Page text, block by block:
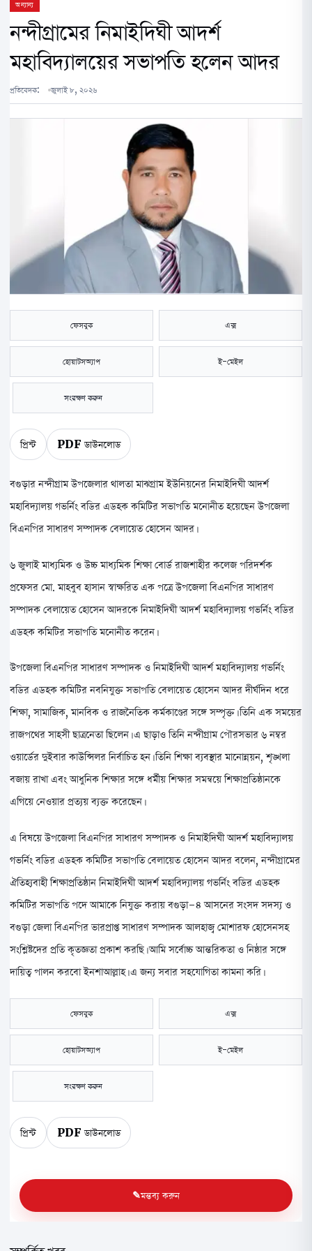
অন্যান্য
নন্দীগ্রামের নিমাইদিঘী আদর্শ
মহাবিদ্যালয়ের সভাপতি হলেন আদর
প্রতিবেদক: জুলাই ৮, ২০২৬
ফেসবুক এক্স
হোয়াটসঅ্যাপ ই-মেইল
সংরক্ষণ করুন
প্রিন্ট PDF ডাউনলোড
বগুড়ার নন্দীগ্রাম উপজেলার থালতা মাঝগ্রাম ইউনিয়নের নিমাইদিঘী আদর্শ
মহাবিদ্যালয় গভর্নিং বডির এডহক কমিটির সভাপতি মনোনীত হয়েছেন উপজেলা
বিএনপির সাধারণ সম্পাদক বেলায়েত হোসেন আদর।
৬ জুলাই মাধ্যমিক ও উচ্চ মাধ্যমিক শিক্ষা বোর্ড রাজশাহীর কলেজ পরিদর্শক
প্রফেসর মো. মাহবুব হাসান স্বাক্ষরিত এক পত্রে উপজেলা বিএনপির সাধারণ
সম্পাদক বেলায়েত হোসেন আদরকে নিমাইদিঘী আদর্শ মহাবিদ্যালয় গভর্নিং বডির
এডহক কমিটির সভাপতি মনোনীত করেন।
উপজেলা বিএনপির সাধারণ সম্পাদক ও নিমাইদিঘী আদর্শ মহাবিদ্যালয় গভর্নিং
বডির এডহক কমিটির নবনিযুক্ত সভাপতি বেলায়েত হোসেন আদর দীর্ঘদিন ধরে
শিক্ষা, সামাজিক, মানবিক ও রাজনৈতিক কর্মকাণ্ডের সঙ্গে সম্পৃক্ত। তিনি এক সময়ের
রাজপথের সাহসী ছাত্রনেতা ছিলেন। এ ছাড়াও তিনি নন্দীগ্রাম পৌরসভার ৬ নম্বর
ওয়ার্ডের দুইবার কাউন্সিলর নির্বাচিত হন। তিনি শিক্ষা ব্যবস্থার মানোন্নয়ন, শৃঙ্খলা
বজায় রাখা এবং আধুনিক শিক্ষার সঙ্গে ধর্মীয় শিক্ষার সমন্বয়ে শিক্ষাপ্রতিষ্ঠানকে
এগিয়ে নেওয়ার প্রত্যয় ব্যক্ত করেছেন।
এ বিষয়ে উপজেলা বিএনপির সাধারণ সম্পাদক ও নিমাইদিঘী আদর্শ মহাবিদ্যালয়
গভর্নিং বডির এডহক কমিটির সভাপতি বেলায়েত হোসেন আদর বলেন, নন্দীগ্রামের
ঐতিহ্যবাহী শিক্ষাপ্রতিষ্ঠান নিমাইদিঘী আদর্শ মহাবিদ্যালয় গভর্নিং বডির এডহক
কমিটির সভাপতি পদে আমাকে নিযুক্ত করায় বগুড়া-৪ আসনের সংসদ সদস্য ও
বগুড়া জেলা বিএনপির ভারপ্রাপ্ত সাধারণ সম্পাদক আলহাজ্ব মোশারফ হোসেনসহ
সংশ্লিষ্টদের প্রতি কৃতজ্ঞতা প্রকাশ করছি। আমি সর্বোচ্চ আন্তরিকতা ও নিষ্ঠার সঙ্গে
দায়িত্ব পালন করবো ইনশাআল্লাহ। এ জন্য সবার সহযোগিতা কামনা করি।
ফেসবুক এক্স
হোয়াটসঅ্যাপ ই-মেইল
সংরক্ষণ করুন
প্রিন্ট PDF ডাউনলোড
মন্তব্য করুন